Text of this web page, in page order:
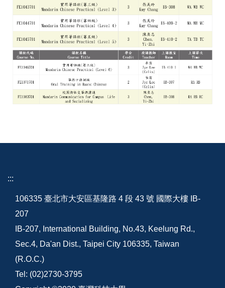
:::
106335 臺北市大安區基隆路 4 段 43 號 國際大樓 IB-
207
IB-207, International Building, No.43, Keelung Rd.,
Sec.4, Da'an Dist., Taipei City 106335, Taiwan
(R.O.C.)
Tel: (02)2730-3795